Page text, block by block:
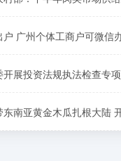
户 广州个体工商户可微信
东南亚黄金木瓜扎根大陆